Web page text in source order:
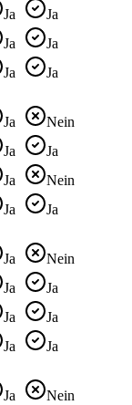
Ja
Ja
Ja
Ja
Ja
Ja
Ja
Nein
Ja
Ja
Ja
Nein
Ja
Ja
Ja
Nein
Ja
Ja
Ja
Ja
Ja
Ja
Ja
Nein